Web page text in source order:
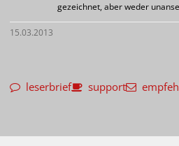
gezeichnet, aber weder
15.03.2013
leserbrief support